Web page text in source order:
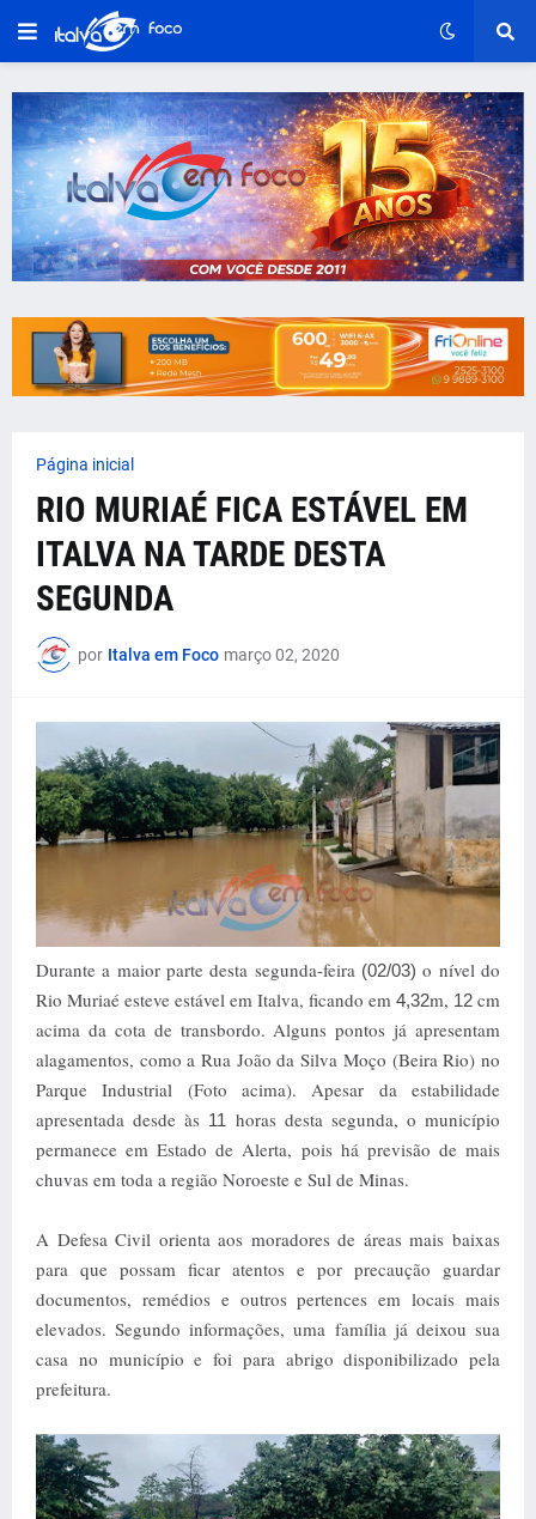
Página inicial
RIO MURIAÉ FICA ESTÁVEL EM
ITALVA NA TARDE DESTA
SEGUNDA
por Italva em Foco março 02, 2020
Durante a maior parte desta segunda-feira (02/03) o nível do
Rio Muriaé esteve estável em Italva, ficando em 4,32m, 12 cm
acima da cota de transbordo. Alguns pontos já apresentam
alagamentos, como a Rua João da Silva Moço (Beira Rio) no
Parque Industrial (Foto acima). Apesar da estabilidade
apresentada desde às 11 horas desta segunda, o município
permanece em Estado de Alerta, pois há previsão de mais
chuvas em toda a região Noroeste e Sul de Minas.
A Defesa Civil orienta aos moradores de áreas mais baixas
para que possam ficar atentos e por precaução guardar
documentos, remédios e outros pertences em locais mais
elevados. Segundo informações, uma família já deixou sua
casa no município e foi para abrigo disponibilizado pela
prefeitura.